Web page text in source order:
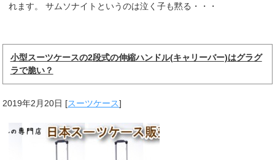
れます。 サムソナイトというのは泣く子も黙る・・・
小型スーツケースの2段式の伸縮ハンドル(キャリーバー)はグラグ
ラで脆い？
2019年2月20日 [スーツケース]